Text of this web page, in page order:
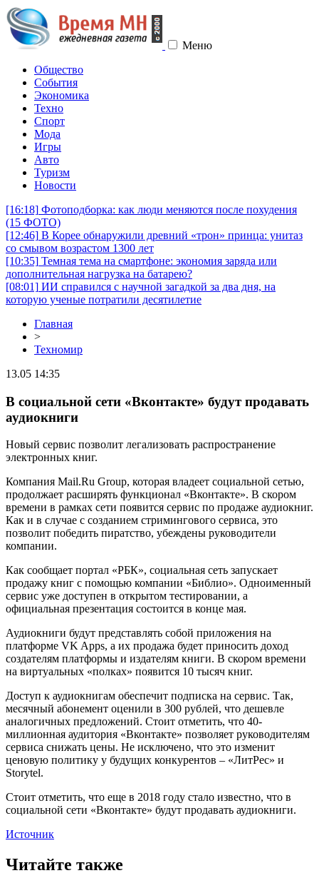
Меню
Общество
События
Экономика
Техно
Спорт
Мода
Игры
Авто
Туризм
Новости
[16:18] Фотоподборка: как люди меняются после похудения
(15 ФОТО)
[12:46] В Корее обнаружили древний «трон» принца: унитаз
со смывом возрастом 1300 лет
[10:35] Темная тема на смартфоне: экономия заряда или
дополнительная нагрузка на батарею?
[08:01] ИИ справился с научной загадкой за два дня, на
которую ученые потратили десятилетие
Главная
>
Техномир
13.05 14:35
В социальной сети «Вконтакте» будут продавать
аудиокниги
Новый сервис позволит легализовать распространение
электронных книг.
Компания Mail.Ru Group, которая владеет социальной сетью,
продолжает расширять функционал «Вконтакте». В скором
времени в рамках сети появится сервис по продаже аудиокниг.
Как и в случае с созданием стримингового сервиса, это
позволит победить пиратство, убеждены руководители
компании.
Как сообщает портал «РБК», социальная сеть запускает
продажу книг с помощью компании «Библио». Одноименный
сервис уже доступен в открытом тестировании, а
официальная презентация состоится в конце мая.
Аудиокниги будут представлять собой приложения на
платформе VK Apps, а их продажа будет приносить доход
создателям платформы и издателям книги. В скором времени
на виртуальных «полках» появится 10 тысяч книг.
Доступ к аудиокнигам обеспечит подписка на сервис. Так,
месячный абонемент оценили в 300 рублей, что дешевле
аналогичных предложений. Стоит отметить, что 40-
миллионная аудитория «Вконтакте» позволяет руководителям
сервиса снижать цены. Не исключено, что это изменит
ценовую политику у будущих конкурентов – «ЛитРес» и
Storytel.
Стоит отметить, что еще в 2018 году стало известно, что в
социальной сети «Вконтакте» будут продавать аудиокниги.
Источник
Читайте также